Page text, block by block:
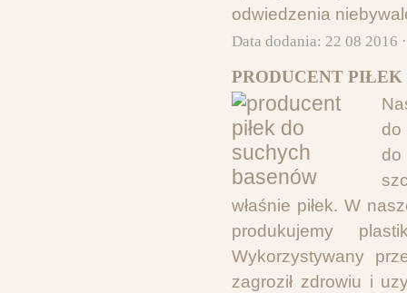
odwiedzenia
Data dodania: 22 08 2016
PRODUCENT PIŁEK
do
właśnie piłek. W
produkujemy
Wykorzystywany
zagroził zdrowiu i